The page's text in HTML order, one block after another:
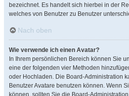
bezeichnet. Es handelt sich hierbei in der
welches von Benutzer zu Benutzer
Nach oben
Wie verwende ich einen Avatar?
In Ihrem persönlichen Bereich können Sie
eine der folgenden vier Methoden
oder Hochladen. Die Board-Administration
Benutzer Avatare benutzen können. Wenn
können, sollten Sie die Board-